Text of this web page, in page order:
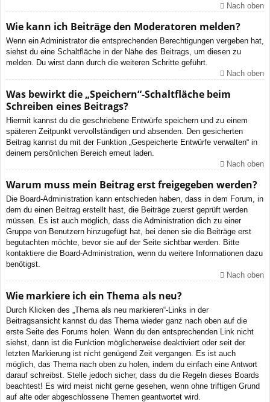
Nach oben
Wie kann ich Beiträge den Moderatoren melden?
Wenn ein Administrator die entsprechenden Berechtigungen vergeben hat,
siehst du eine Schaltfläche in der Nähe des Beitrags, um diesen zu
melden. Du wirst dann durch die weiteren Schritte geführt.
Nach oben
Was bewirkt die „Speichern“-Schaltfläche beim
Schreiben eines Beitrags?
Hiermit kannst du die geschriebene Entwürfe speichern und zu einem
späteren Zeitpunkt vervollständigen und absenden. Den gesicherten
Beitrag kannst du mit der Funktion „Gespeicherte Entwürfe verwalten“ in
deinem persönlichen Bereich erneut laden.
Nach oben
Warum muss mein Beitrag erst freigegeben werden?
Die Board-Administration kann entschieden haben, dass in dem Forum, in
dem du einen Beitrag erstellt hast, die Beiträge zuerst geprüft werden
müssen. Es ist auch möglich, dass die Administration dich zu einer
Gruppe von Benutzern hinzugefügt hat, bei denen sie die Beiträge erst
begutachten möchte, bevor sie auf der Seite sichtbar werden. Bitte
kontaktiere die Board-Administration, wenn du weitere Informationen dazu
benötigst.
Nach oben
Wie markiere ich ein Thema als neu?
Durch Klicken des „Thema als neu markieren“-Links in der
Beitragsansicht kannst du das Thema wieder ganz nach oben auf die
erste Seite des Forums holen. Wenn du den entsprechenden Link nicht
siehst, dann ist die Funktion möglicherweise deaktiviert oder seit der
letzten Markierung ist nicht genügend Zeit vergangen. Es ist auch
möglich, das Thema nach oben zu holen, indem du einfach eine Antwort
darauf schreibst. Stelle jedoch sicher, dass du die Regeln dieses Boards
beachtest! Es wird meist nicht gerne gesehen, wenn ohne triftigen Grund
auf alte oder abgeschlossene Themen geantwortet wird.